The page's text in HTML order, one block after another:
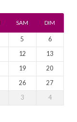
SAM DIM
5
6
12
13
19
20
26
27
3 4